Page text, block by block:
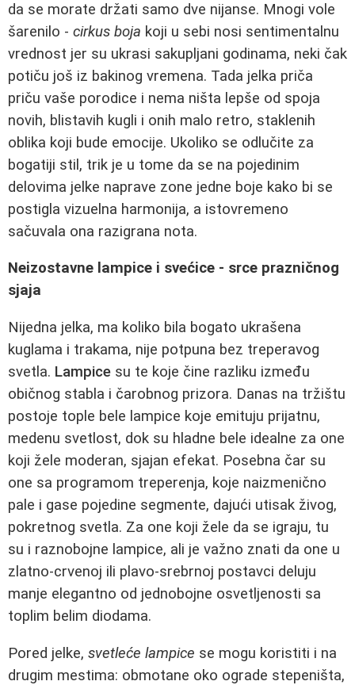
da se morate držati samo dve nijanse. Mnogi vole
šarenilo - cirkus boja koji u sebi nosi sentimentalnu
vrednost jer su ukrasi sakupljani godinama, neki čak
potiču još iz bakinog vremena. Tada jelka priča
priču vaše porodice i nema ništa lepše od spoja
novih, blistavih kugli i onih malo retro, staklenih
oblika koji bude emocije. Ukoliko se odlučite za
bogatiji stil, trik je u tome da se na pojedinim
delovima jelke naprave zone jedne boje kako bi se
postigla vizuelna harmonija, a istovremeno
sačuvala ona razigrana nota.
Neizostavne lampice i svećice - srce prazničnog
sjaja
Nijedna jelka, ma koliko bila bogato ukrašena
kuglama i trakama, nije potpuna bez treperavog
svetla. Lampice su te koje čine razliku između
običnog stabla i čarobnog prizora. Danas na tržištu
postoje tople bele lampice koje emituju prijatnu,
medenu svetlost, dok su hladne bele idealne za one
koji žele moderan, sjajan efekat. Posebna čar su
one sa programom treperenja, koje naizmenično
pale i gase pojedine segmente, dajući utisak živog,
pokretnog svetla. Za one koji žele da se igraju, tu
su i raznobojne lampice, ali je važno znati da one u
zlatno-crvenoj ili plavo-srebrnoj postavci deluju
manje elegantno od jednobojne osvetljenosti sa
toplim belim diodama.
Pored jelke, svetleće lampice se mogu koristiti i na
drugim mestima: obmotane oko ograde stepeništa,